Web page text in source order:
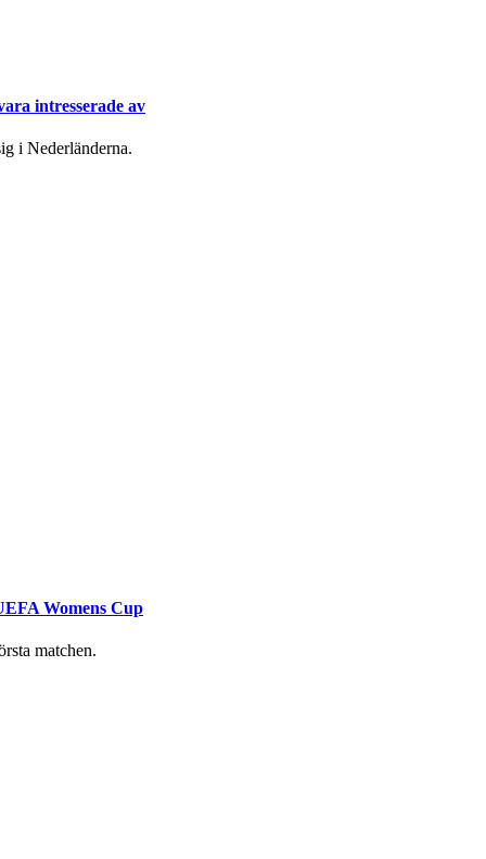
intresserade av
i Nederländerna.
Womens Cup
matchen.